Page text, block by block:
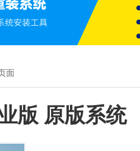
面
版 原版系统